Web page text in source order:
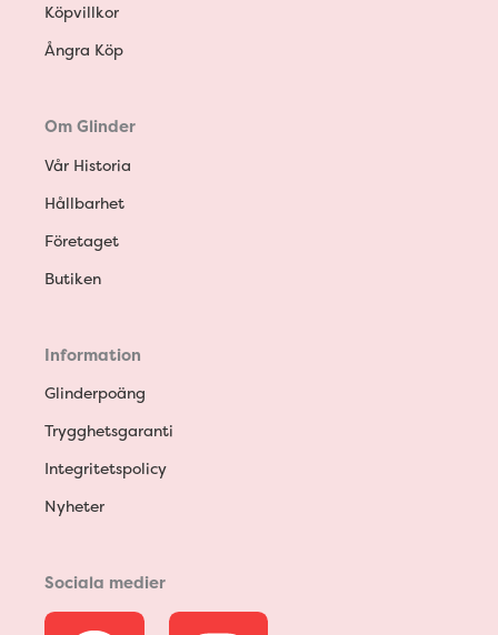
Köpvillkor
Ångra Köp
Om Glinder
Vår Historia
Hållbarhet
Företaget
Butiken
Information
Glinderpoäng
Trygghetsgaranti
Integritetspolicy
Nyheter
Sociala medier